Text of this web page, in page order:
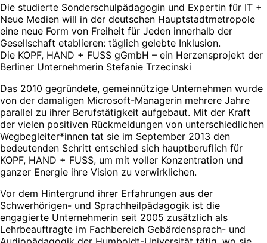
Die studierte Sonderschulpädagogin und Expertin für IT +
Neue Medien will in der deutschen Hauptstadtmetropole
eine neue Form von Freiheit für Jeden innerhalb der
Gesellschaft etablieren: täglich gelebte Inklusion.
Die KOPF, HAND + FUSS gGmbH – ein Herzensprojekt der
Berliner Unternehmerin Stefanie Trzecinski
Das 2010 gegründete, gemeinnützige Unternehmen wurde
von der damaligen Microsoft-Managerin mehrere Jahre
parallel zu ihrer Berufstätigkeit aufgebaut. Mit der Kraft
der vielen positiven Rückmeldungen von unterschiedlichen
Wegbegleiter*innen tat sie im September 2013 den
bedeutenden Schritt entschied sich hauptberuflich für
KOPF, HAND + FUSS, um mit voller Konzentration und
ganzer Energie ihre Vision zu verwirklichen.
Vor dem Hintergrund ihrer Erfahrungen aus der
Schwerhörigen- und Sprachheilpädagogik ist die
engagierte Unternehmerin seit 2005 zusätzlich als
Lehrbeauftragte im Fachbereich Gebärdensprach- und